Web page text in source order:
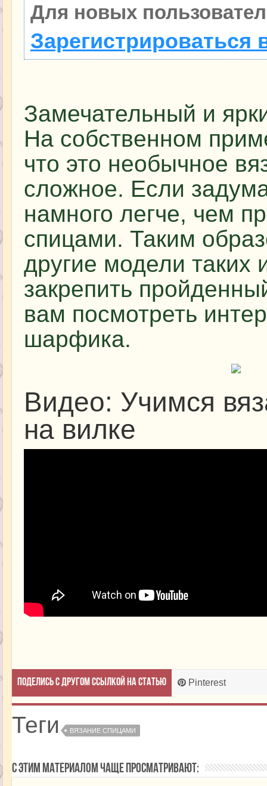
Для новых
Зарегистрироваться
Замечательный и
На собственном
что это необычное
сложное. Если
намного легче, чем
спицами. Таким
другие модели таких
закрепить
вам посмотреть
шарфика.
Видео: Учимся
на вилке
Поделись с другом ссылкой на статью Pinterest
Теги ВЯЗАНИЕ СПИЦАМИ
С этим материалом чаще просматривают: